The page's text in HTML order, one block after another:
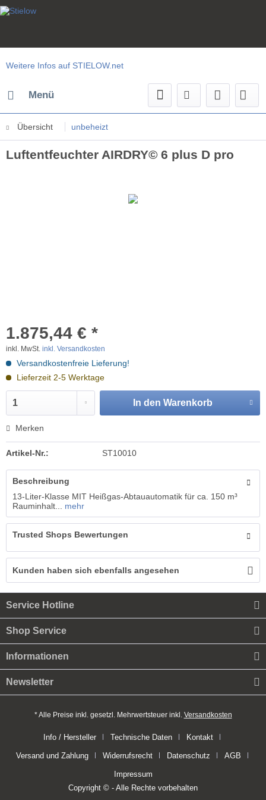
Weitere Infos auf STIELOW.net
Menü
Übersicht unbeheizt
Luftentfeuchter AIRDRY© 6 plus D pro
1.875,44 € *
inkl. MwSt. inkl. Versandkosten
Versandkostenfreie Lieferung!
Lieferzeit 2-5 Werktage
In den Warenkorb
Merken
Artikel-Nr.: ST10010
Beschreibung
13-Liter-Klasse MIT Heißgas-Abtauautomatik für ca. 150 m³
Rauminhalt...
mehr
Trusted Shops Bewertungen
Kunden haben sich ebenfalls angesehen
Service Hotline
Shop Service
Informationen
Newsletter
* Alle Preise inkl. gesetzl. Mehrwertsteuer inkl. Versandkosten
Info / Hersteller Technische Daten Kontakt
Versand und Zahlung Widerrufsrecht Datenschutz AGB
Impressum
Copyright © - Alle Rechte vorbehalten